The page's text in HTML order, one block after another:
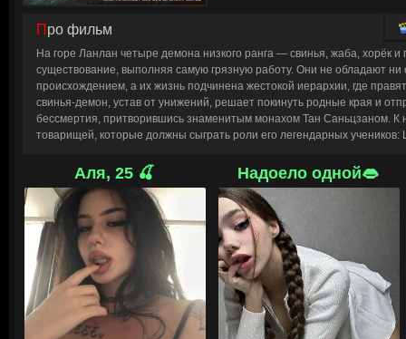
Про фильм
На горе Ланлан четыре демона низкого ранга — свинья, жаба, хорёк
существование, выполняя самую грязную работу. Они не обладают
происхождением, а их жизнь подчинена жестокой иерархии, где
свинья-демон, устав от унижений, решает покинуть родные края и
бессмертия, притворившись знаменитым монахом Тан Саньцзаном. К
товарищей, которые должны сыграть роли его легендарных
Их путешествие — это не героический эпос, а череда нелепых и
им приходится полагаться на хитрость, поддельные реликвии и
наступает, когда они сталкиваются с могущественным
божественной силой, предстоит выжить только благодаря смекалке и
переворачивает классический сюжет «Путешествия на Запад». В
могучие воины, а те, кого обычно не замечают — маленькие люди.
судьбе и доказывают, что даже «никто» способен на подвиг.©
Аля, 25 🍒 Надоело одной👄